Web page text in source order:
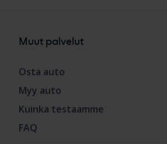
Muut palvelut
Osta auto
Myy auto
Kuinka testaamme
FAQ